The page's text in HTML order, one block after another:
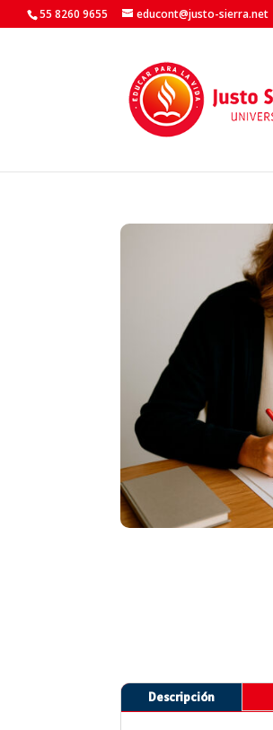
55 8260 9655 educont@justo-sierra.net
Descripción